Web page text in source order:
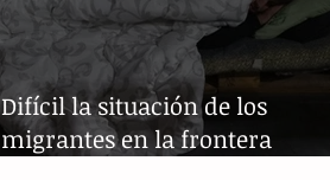
Difícil la situación de los
migrantes en la frontera